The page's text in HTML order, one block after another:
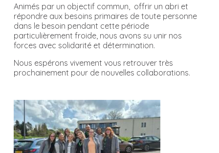
Animés par un objectif commun, offrir un abri et
répondre aux besoins primaires de toute personne
dans le besoin pendant cette période
particulièrement froide, nous avons su unir nos
forces avec solidarité et détermination.
Nous espérons vivement vous retrouver très
prochainement pour de nouvelles collaborations.